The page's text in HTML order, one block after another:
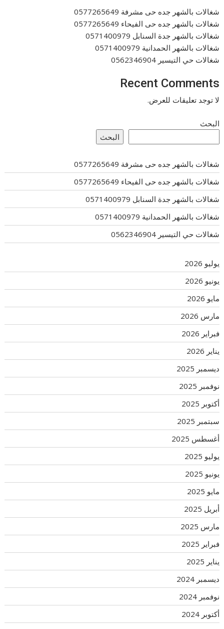
شغالات بالشهر جده حى مشرفة 0577265649
شغالات بالشهر جده حى الفيحاء 0577265649
شغالات بالشهر جدة السنابل 0571400979
شغالات بالشهر الحمدانية 0571400979
شغالات حي التيسير 0562346904
Recent Comments
لا توجد تعليقات للعرض.
البحث
البحث
شغالات بالشهر جده حى مشرفة 0577265649
شغالات بالشهر جده حى الفيحاء 0577265649
شغالات بالشهر جدة السنابل 0571400979
شغالات بالشهر الحمدانية 0571400979
شغالات حي التيسير 0562346904
يوليو 2026
يونيو 2026
مايو 2026
مارس 2026
فبراير 2026
يناير 2026
ديسمبر 2025
نوفمبر 2025
أكتوبر 2025
سبتمبر 2025
أغسطس 2025
يوليو 2025
يونيو 2025
مايو 2025
أبريل 2025
مارس 2025
فبراير 2025
يناير 2025
ديسمبر 2024
نوفمبر 2024
أكتوبر 2024